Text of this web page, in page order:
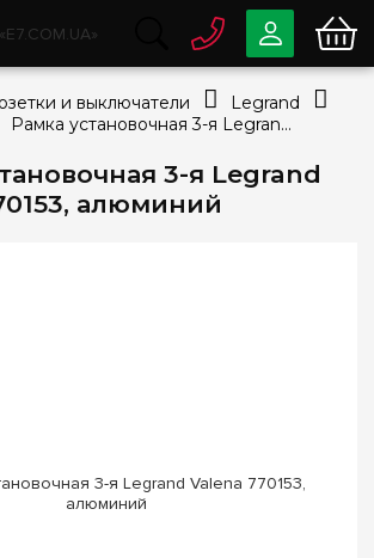
3-я Legrand
алюминий
0 80033-63-07
info@e7.com.ua
044334-79-78
Viber Telegram
и выключатели
Legrand
Рамка установочная 3-я Legrand Valena 770153, алюминий